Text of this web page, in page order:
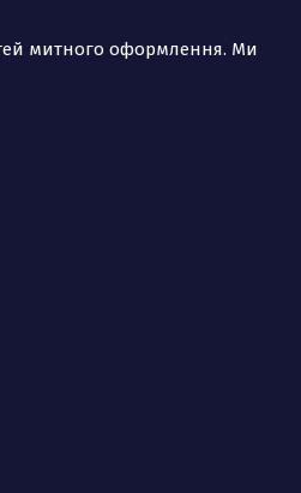
митного оформлення. Ми